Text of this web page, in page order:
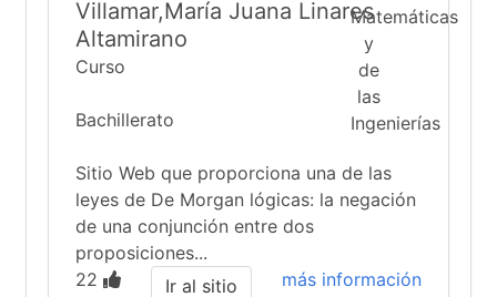
Villamar,María Juana Linares
Altamirano
Curso
Bachillerato
Sitio Web que proporciona una de las
leyes de De Morgan lógicas: la negación
de una conjunción entre dos
proposiciones...
22
más información
Ir al sitio